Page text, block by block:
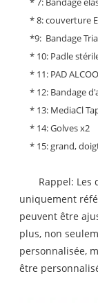
* 8: couverture
*9: Bandage
* 10: Padle
* 11: PAD
* 12: Bandage
* 13: MediaCl
* 14: Golves x2
* 15: grand,
Rappel: Les
uniquement
peuvent être
plus, non
personnalisée,
être